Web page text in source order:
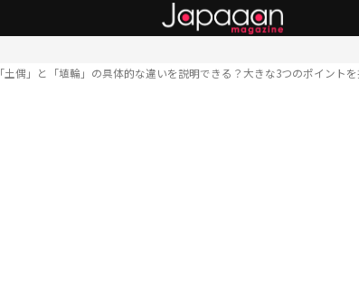
「土偶」と「埴輪」の具体的な違いを説明できる？大きな3つのポイントを